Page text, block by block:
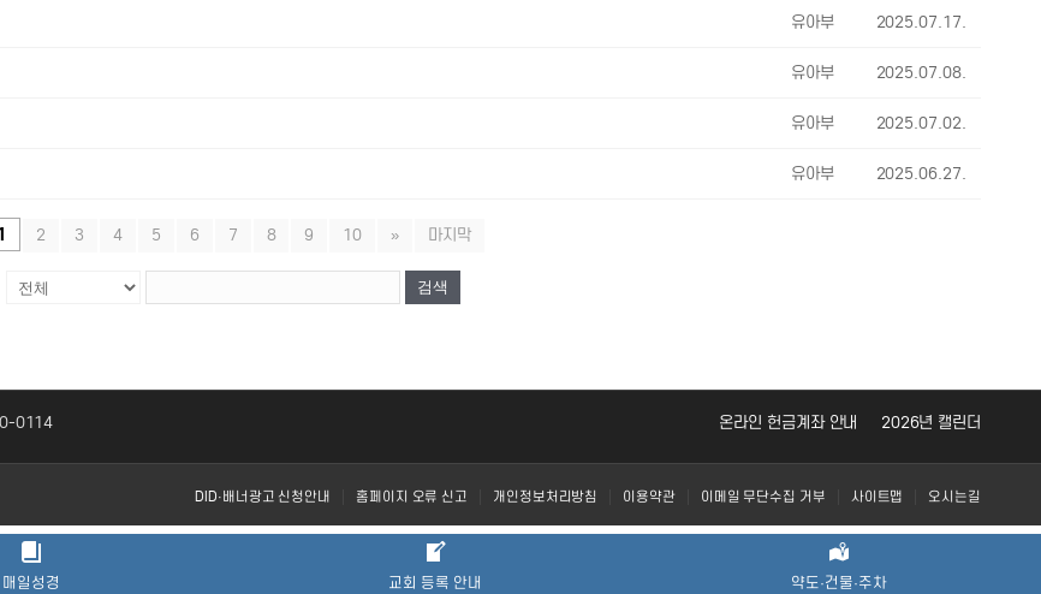
유아부 2025.07.17.
유아부 2025.07.08.
유아부 2025.07.02.
유아부 2025.06.27.
2 3 4 5 6 7 8 9 10 » 마지막
검색
0114 온라인 헌금계좌 안내 2026년 캘린더
DID·배너광고 신청안내 홈페이지 오류 신고 개인정보처리방침 이용약관 이메일 무단수집 거부 사이트맵 오시는길
매일성경 교회 등록 안내 약도·건물·주차